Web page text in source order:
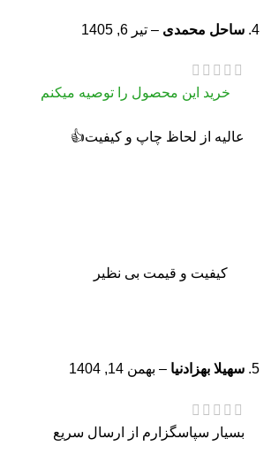
ساحل محمدی – تیر 6, 1405
خرید این محصول را توصیه میکنم
عالیه از لحاظ چاپ و کیفیت👍
کیفیت و قیمت بی نظیر
سهیلا بهزادنیا – بهمن 14, 1404
بسیار سپاسگزارم از ارسال سریع